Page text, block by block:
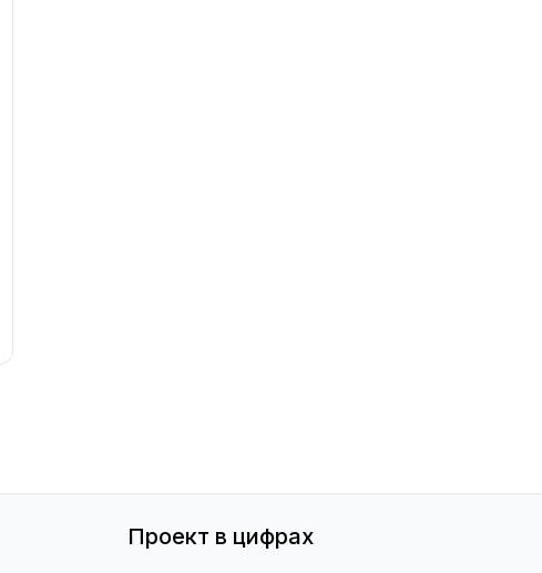
Проект в цифрах